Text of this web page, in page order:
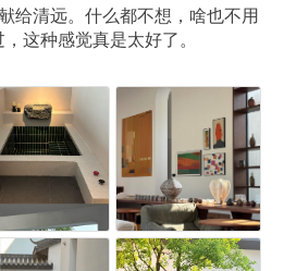
给清远。什么都不想，啥也不用
这种感觉真是太好了。